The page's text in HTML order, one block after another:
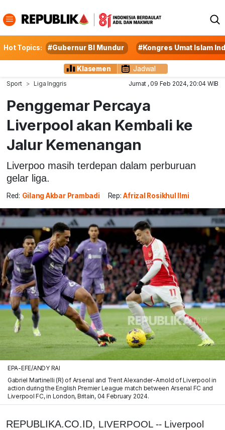
Hot Topics: #Gubernur BI Mundur #Kongres Umat Islam
Klasemen Jadwal
Sport Liga Inggris Jumat , 09 Feb 2024, 20:04 WIB
Penggemar Percaya
Liverpool akan Kembali ke
Jalur Kemenangan
Liverpoo masih terdepan dalam perburuan
gelar liga.
Red: Gilang Akbar Prambadi Rep: Afrizal Rosikhul Ilmi
EPA-EFE/ANDY RAI
Gabriel Martinelli (R) of Arsenal and Trent Alexander-Arnold of Liverpool in
action during the English Premier League match between Arsenal FC and
Liverpool FC, in London, Britain, 04 February 2024.
REPUBLIKA.CO.ID, LIVERPOOL -- Liverpool